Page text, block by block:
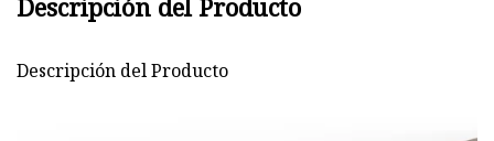
Descripción del Producto
Descripción del Producto